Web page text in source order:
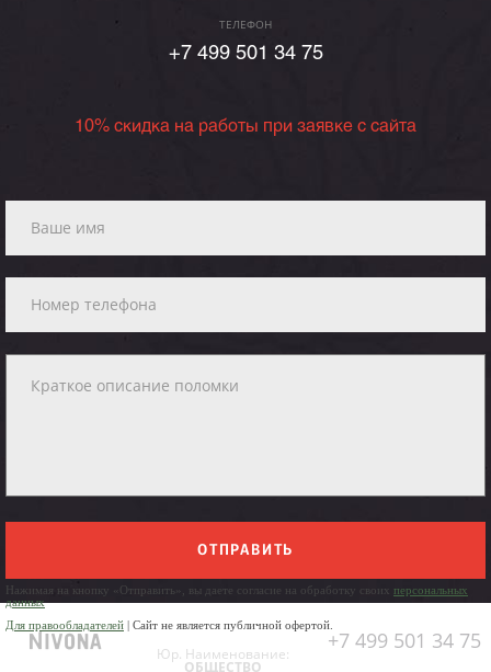
ТЕЛЕФОН
+7 499 501 34 75
10% скидка на работы при заявке с сайта
ОТПРАВИТЬ
Нажимая на кнопку «Отправить», вы даете согласие на обработку своих персональных
данных
Для правообладателей | Сайт не является публичной офертой.
+7 499 501 34 75
Юр. Наименование:
ОБЩЕСТВО